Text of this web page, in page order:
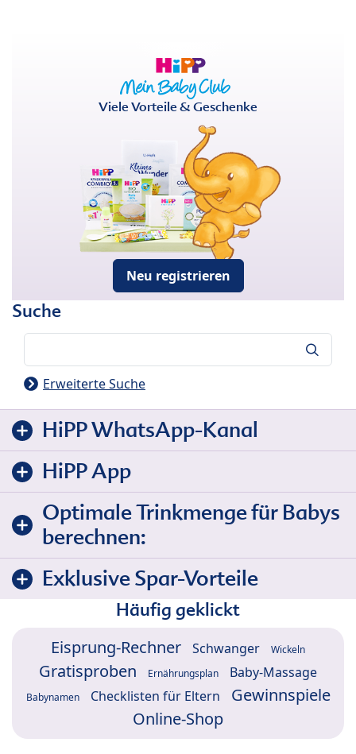
Viele Vorteile & Geschenke
Neu registrieren
Suche
Erweiterte Suche
HiPP WhatsApp-Kanal
HiPP App
Optimale Trinkmenge für Babys
berechnen:
Exklusive Spar-Vorteile
Häufig geklickt
Eisprung-Rechner Schwanger Wickeln
Gratisproben Ernährungsplan Baby-Massage
Babynamen Checklisten für Eltern
Gewinnspiele
Online-Shop